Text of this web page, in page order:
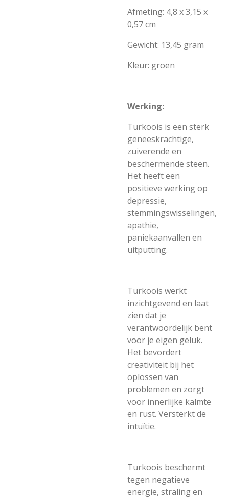
Afmeting: 4,8 x 3,15 x
0,57 cm
Gewicht: 13,45 gram
Kleur: groen
Werking:
Turkoois is een sterk
geneeskrachtige,
zuiverende en
beschermende steen.
Het heeft een
positieve werking op
depressie,
stemmingswisselingen,
apathie,
paniekaanvallen en
uitputting.
Turkoois werkt
inzichtgevend en laat
zien dat je
verantwoordelijk bent
voor je eigen geluk.
Het bevordert
creativiteit bij het
oplossen van
problemen en zorgt
voor innerlijke kalmte
en rust. Versterkt de
intuïtie.
Turkoois beschermt
tegen negatieve
energie, straling en